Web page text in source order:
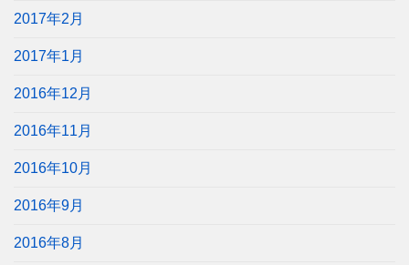
2017年2月
2017年1月
2016年12月
2016年11月
2016年10月
2016年9月
2016年8月